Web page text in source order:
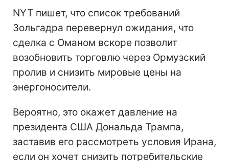
NYT пишет, что список требований
Зольгадра перевернул ожидания, что
сделка с Оманом вскоре позволит
возобновить торговлю через Ормузский
пролив и снизить мировые цены на
энергоносители.
Вероятно, это окажет давление на
президента США Дональда Трампа,
заставив его рассмотреть условия Ирана,
если он хочет снизить потребительские